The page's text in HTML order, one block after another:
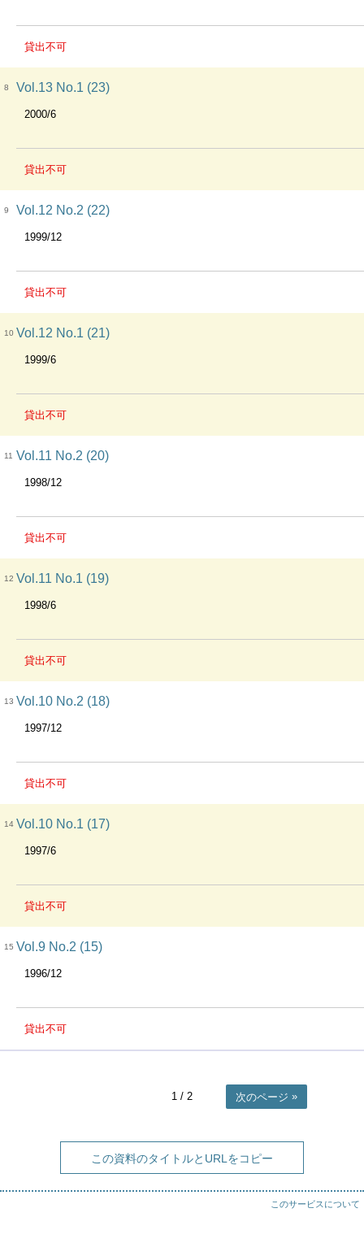
貸出不可
8 Vol.13 No.1 (23)
2000/6
貸出不可
9 Vol.12 No.2 (22)
1999/12
貸出不可
10 Vol.12 No.1 (21)
1999/6
貸出不可
11 Vol.11 No.2 (20)
1998/12
貸出不可
12 Vol.11 No.1 (19)
1998/6
貸出不可
13 Vol.10 No.2 (18)
1997/12
貸出不可
14 Vol.10 No.1 (17)
1997/6
貸出不可
15 Vol.9 No.2 (15)
1996/12
貸出不可
1 / 2 次のページ
この資料のタイトルとURLをコピー
このサービスについて